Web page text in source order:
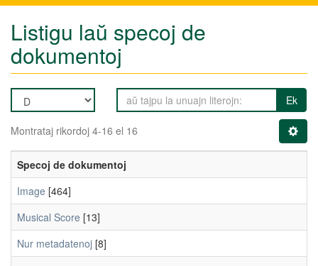
Listigu laŭ specoj de
dokumentoj
Ek
Montrataj rikordoj 4-16 el 16
Specoj de dokumentoj
Image [464]
Musical Score [13]
Nur metadatenoj [8]